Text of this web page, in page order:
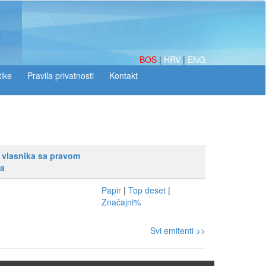
BOS | HRV | ENG
sa pravom
Papir | Top deset |
Značajni%
Svi emitenti >>